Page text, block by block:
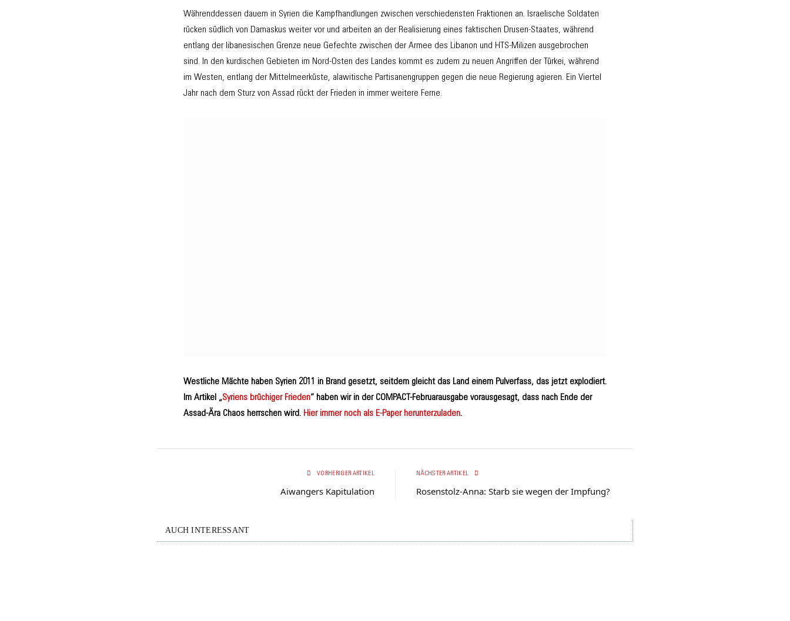
Währenddessen dauern in Syrien die Kampfhandlungen zwischen verschiedensten Fraktionen an. Israelische Soldaten
rücken südlich von Damaskus weiter vor und arbeiten an der Realisierung eines faktischen Drusen-Staates, während
entlang der libanesischen Grenze neue Gefechte zwischen der Armee des Libanon und HTS-Milizen ausgebrochen
sind. In den kurdischen Gebieten im Nord-Osten des Landes kommt es zudem zu neuen Angriffen der Türkei, während
im Westen, entlang der Mittelmeerküste, alawitische Partisanengruppen gegen die neue Regierung agieren. Ein Viertel
Jahr nach dem Sturz von Assad rückt der Frieden in immer weitere Ferne.
Westliche Mächte haben Syrien 2011 in Brand gesetzt, seitdem gleicht das Land einem Pulverfass, das jetzt explodiert.
Im Artikel „Syriens brüchiger Frieden“ haben wir in der COMPACT-Februarausgabe vorausgesagt, dass nach Ende der
Assad-Ära Chaos herrschen wird. Hier immer noch als E-Paper herunterzuladen.
VORHERIGER ARTIKEL
Aiwangers Kapitulation
NÄCHSTER ARTIKEL
Rosenstolz-Anna: Starb sie wegen der Impfung?
AUCH INTERESSANT